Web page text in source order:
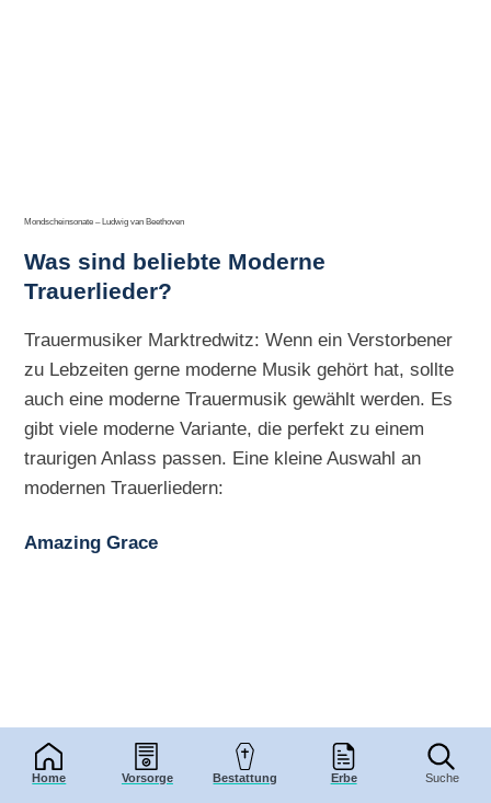
Home Vorsorge Bestattung Erbe Suche
Mondscheinsonate – Ludwig van Beethoven
Was sind beliebte Moderne
Trauerlieder?
Trauermusiker Marktredwitz: Wenn ein Verstorbener
zu Lebzeiten gerne moderne Musik gehört hat, sollte
auch eine moderne Trauermusik gewählt werden. Es
gibt viele moderne Variante, die perfekt zu einem
traurigen Anlass passen. Eine kleine Auswahl an
modernen Trauerliedern:
Amazing Grace